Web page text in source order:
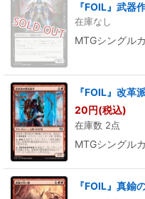
『FOIL』武器
在庫なし
MTGシングル
『FOIL』改革
20円(税込)
在庫数 2点
MTGシングル
『FOIL』真鍮